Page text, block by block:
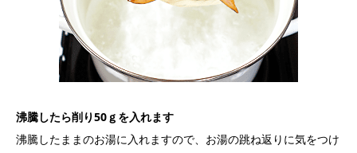
沸騰したら削り50ｇを入れます
沸騰したままのお湯に入れますので、お湯の跳ね返りに気をつけ